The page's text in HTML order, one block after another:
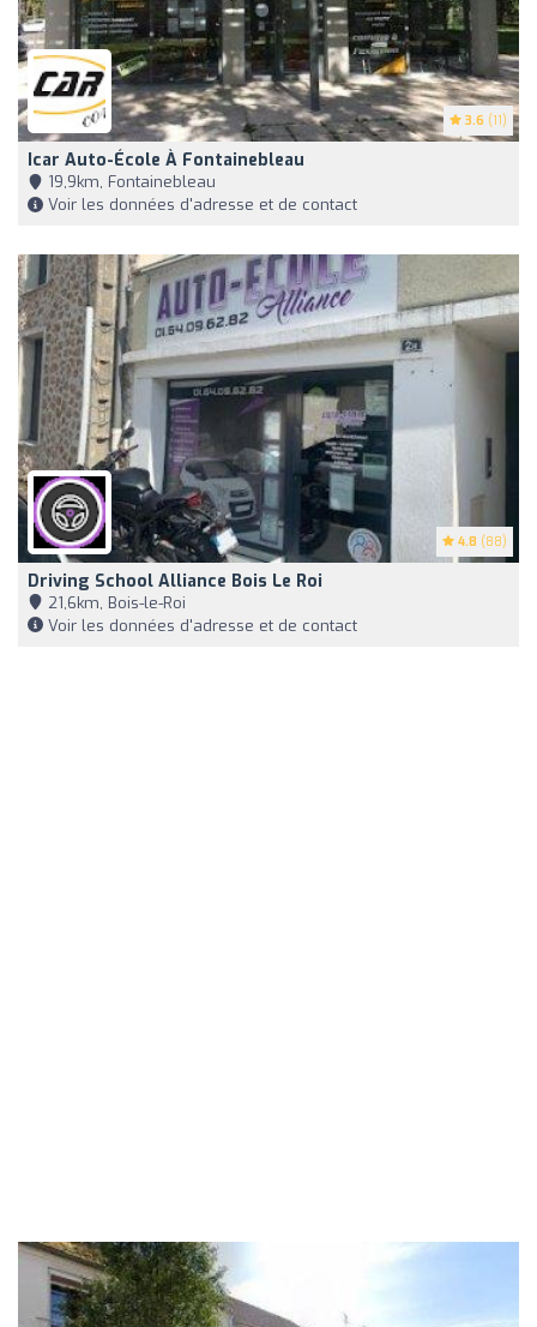
3.6 (11)
Icar Auto-École À Fontainebleau
19,9km, Fontainebleau
Voir les données d'adresse et de contact
4.8 (88)
Driving School Alliance Bois Le Roi
21,6km, Bois-le-Roi
Voir les données d'adresse et de contact